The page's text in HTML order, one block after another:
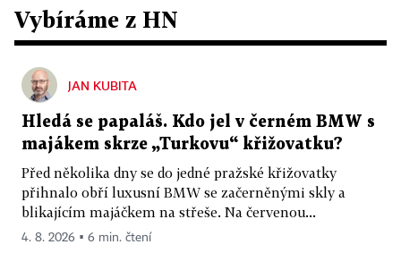
Vybíráme z HN
JAN KUBITA
Hledá se papaláš. Kdo jel v černém BMW s
majákem skrze „Turkovu“ křižovatku?
Před několika dny se do jedné pražské křižovatky
přihnalo obří luxusní BMW se začerněnými skly a
blikajícím majáčkem na střeše. Na červenou...
4. 8. 2026 ▪ 6 min. čtení